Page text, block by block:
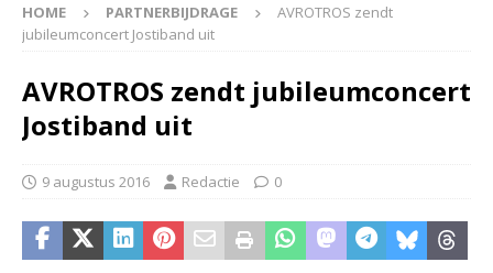
HOME PARTNERBIJDRAGE
AVROTROS zendt
jubileumconcert Jostiband uit
AVROTROS zendt jubileumconcert
Jostiband uit
9 augustus 2016 Redactie 0